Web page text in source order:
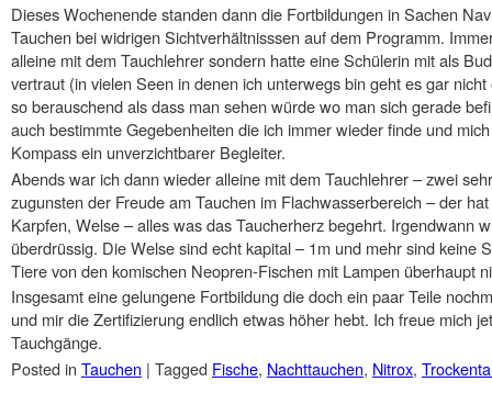
Dieses Wochenende standen dann die Fortbildungen in Sachen
Tauchen bei widrigen Sichtverhältnisssen auf dem Programm.
alleine mit dem Tauchlehrer sondern hatte eine Schülerin mit als
vertraut (in vielen Seen in denen ich unterwegs bin geht es gar
so berauschend als dass man sehen würde wo man sich gerade
auch bestimmte Gegebenheiten die ich immer wieder finde und
Kompass ein unverzichtbarer Begleiter.
Abends war ich dann wieder alleine mit dem Tauchlehrer – zwei
zugunsten der Freude am Tauchen im Flachwasserbereich – der
Karpfen, Welse – alles was das Taucherherz begehrt. Irgendwann
überdrüssig. Die Welse sind echt kapital – 1m und mehr sind keine
Tiere von den komischen Neopren-Fischen mit Lampen überhaupt
Insgesamt eine gelungene Fortbildung die doch ein paar Teile
und mir die Zertifizierung endlich etwas höher hebt. Ich freue mich
Tauchgänge.
Posted in Tauchen | Tagged Fische, Nachttauchen, Nitrox,